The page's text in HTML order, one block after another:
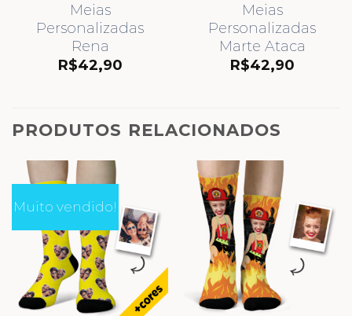
Meias
Personalizadas
Rena
R$42,90
Meias
Personalizadas
Marte Ataca
R$42,90
PRODUTOS RELACIONADOS
Muito vendido!